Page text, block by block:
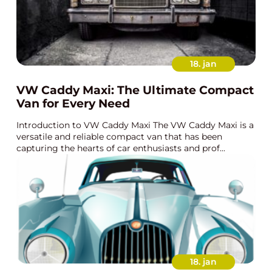
18. jan
VW Caddy Maxi: The Ultimate Compact
Van for Every Need
Introduction to VW Caddy Maxi The VW Caddy Maxi is a
versatile and reliable compact van that has been
capturing the hearts of car enthusiasts and prof...
18. jan